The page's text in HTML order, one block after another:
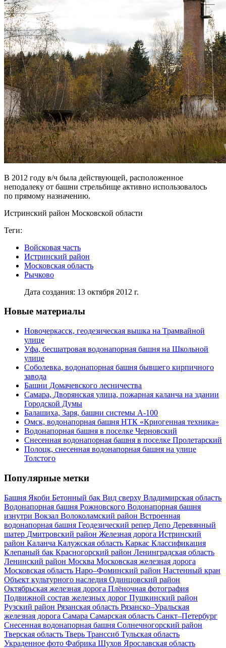
В 2012 году в/ч была действующей, расположенное
неподалеку от башни стрельбище активно использовалось
по прямому назначению.
Истринский район Московской области
Теги:
Войсковая часть
Истринский район
Московская область
Рычково
Дата создания: 13 октября 2012 г.
Новые материалы
Новочеркасск, геодезическая вышка на Трамвайной
улице
Уфа, бесшатровая водонапорная башня на Школьной
улице
Соболевка, водонапорная башня бывшего кирпичного
завода
Башни Домачевского лесничества
Самара, Дворянская улица, пожарная каланча на здании
Городской Думы
Балашиха, Заря, башни системы А-100
Омск, водонапорная башня НТК «Криогенная техника»
Водонапорная башня в поселке Черновский
Снесенная водонапорная башня в поселке Пролетарский
Полоцк, снесенная водонапорная башня на улице
Толстого
Популярные метки
Башня Якоби Бетонный бак Вид сверху Владимирская область
Водонапорная башня Рожновского Водонапорная башня
изнутри Вокзал Волоколамский район Встроенная
водонапорная башня Геодезический репер Депо Деревянный
шатер Дмитровский район Железная дорога Истринский
район Каланча Калужская область Каркас Классификация
Клепаный бак Красногорский район Ленинградская область
Ленинский район Москва Московская железная дорога
Московская область Наро–Фоминский район Настенный кран
Объект культурного наследия Одинцовский район
Октябрьская железная дорога Плёночная фотография
Подвижной состав железных дорог Пушкинский район
Рузский район Рязанская область Рязанско–Уральская
железная дорога Самара Самарская область Санкт–Петербург
Снесенная водонапорная башня Солнечногорский район
Тверская область Тверь Транссиб Тульская область
Украденное фото Фабрика Шухов Ярославская область